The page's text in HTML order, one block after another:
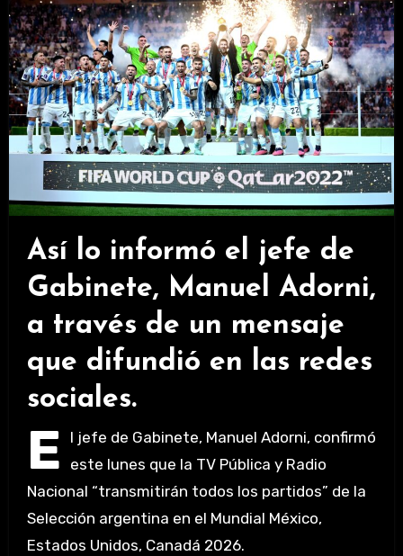
Así lo informó el jefe de
Gabinete, Manuel Adorni,
a través de un mensaje
que difundió en las redes
sociales.
E
l jefe de Gabinete, Manuel Adorni, confirmó
este lunes que la TV Pública y Radio
Nacional “transmitirán todos los partidos” de la
Selección argentina en el Mundial México,
Estados Unidos, Canadá 2026.